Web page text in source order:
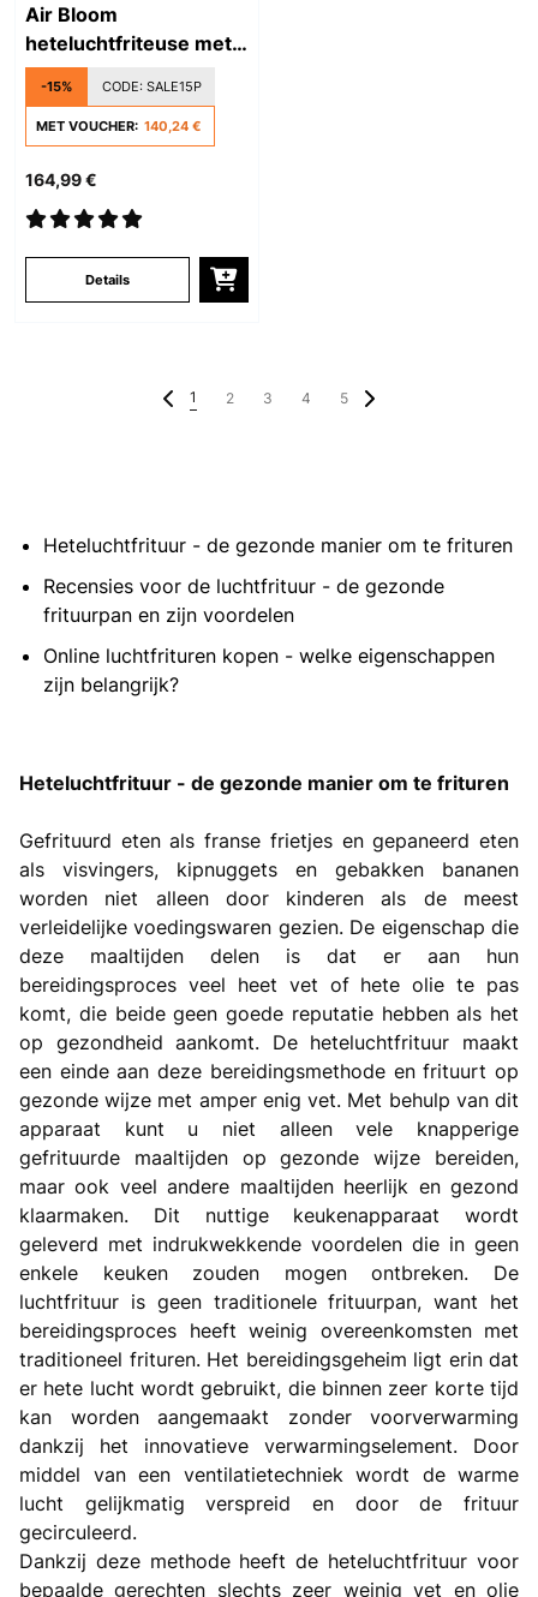
Air Bloom
heteluchtfriteuse met
stoomfunctie
-15% CODE: SALE15P
MET VOUCHER: 140,24 €
164,99 €
Details
1 2 3 4 5
Heteluchtfrituur - de gezonde manier om te frituren
Recensies voor de luchtfrituur - de gezonde
frituurpan en zijn voordelen
Online luchtfrituren kopen - welke eigenschappen
zijn belangrijk?
Heteluchtfrituur - de gezonde manier om te frituren
Gefrituurd eten als franse frietjes en gepaneerd eten
als visvingers, kipnuggets en gebakken bananen
worden niet alleen door kinderen als de meest
verleidelijke voedingswaren gezien. De eigenschap die
deze maaltijden delen is dat er aan hun
bereidingsproces veel heet vet of hete olie te pas
komt, die beide geen goede reputatie hebben als het
op gezondheid aankomt. De heteluchtfrituur maakt
een einde aan deze bereidingsmethode en frituurt op
gezonde wijze met amper enig vet. Met behulp van dit
apparaat kunt u niet alleen vele knapperige
gefrituurde maaltijden op gezonde wijze bereiden,
maar ook veel andere maaltijden heerlijk en gezond
klaarmaken. Dit nuttige keukenapparaat wordt
geleverd met indrukwekkende voordelen die in geen
enkele keuken zouden mogen ontbreken. De
luchtfrituur is geen traditionele frituurpan, want het
bereidingsproces heeft weinig overeenkomsten met
traditioneel frituren. Het bereidingsgeheim ligt erin dat
er hete lucht wordt gebruikt, die binnen zeer korte tijd
kan worden aangemaakt zonder voorverwarming
dankzij het innovatieve verwarmingselement. Door
middel van een ventilatietechniek wordt de warme
lucht gelijkmatig verspreid en door de frituur
gecirculeerd.
Dankzij deze methode heeft de heteluchtfrituur voor
bepaalde gerechten slechts zeer weinig vet en olie